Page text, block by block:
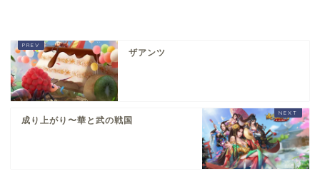
ザアンツ
成り上がり〜華と武の戦国